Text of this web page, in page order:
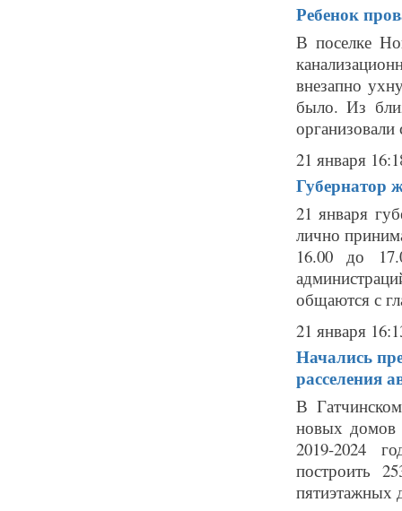
Ребенок
В поселке
внезапно
было. Из
организовали
21 января
Губернатор
21 января
лично
16.00 до
общаются с
21 января
Начались
расселения
В
новых домов
2019-2024
построить
пятиэтажных